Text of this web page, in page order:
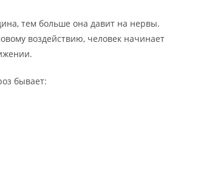
тем больше она давит на нервы.
воздействию, человек начинает
бывает: